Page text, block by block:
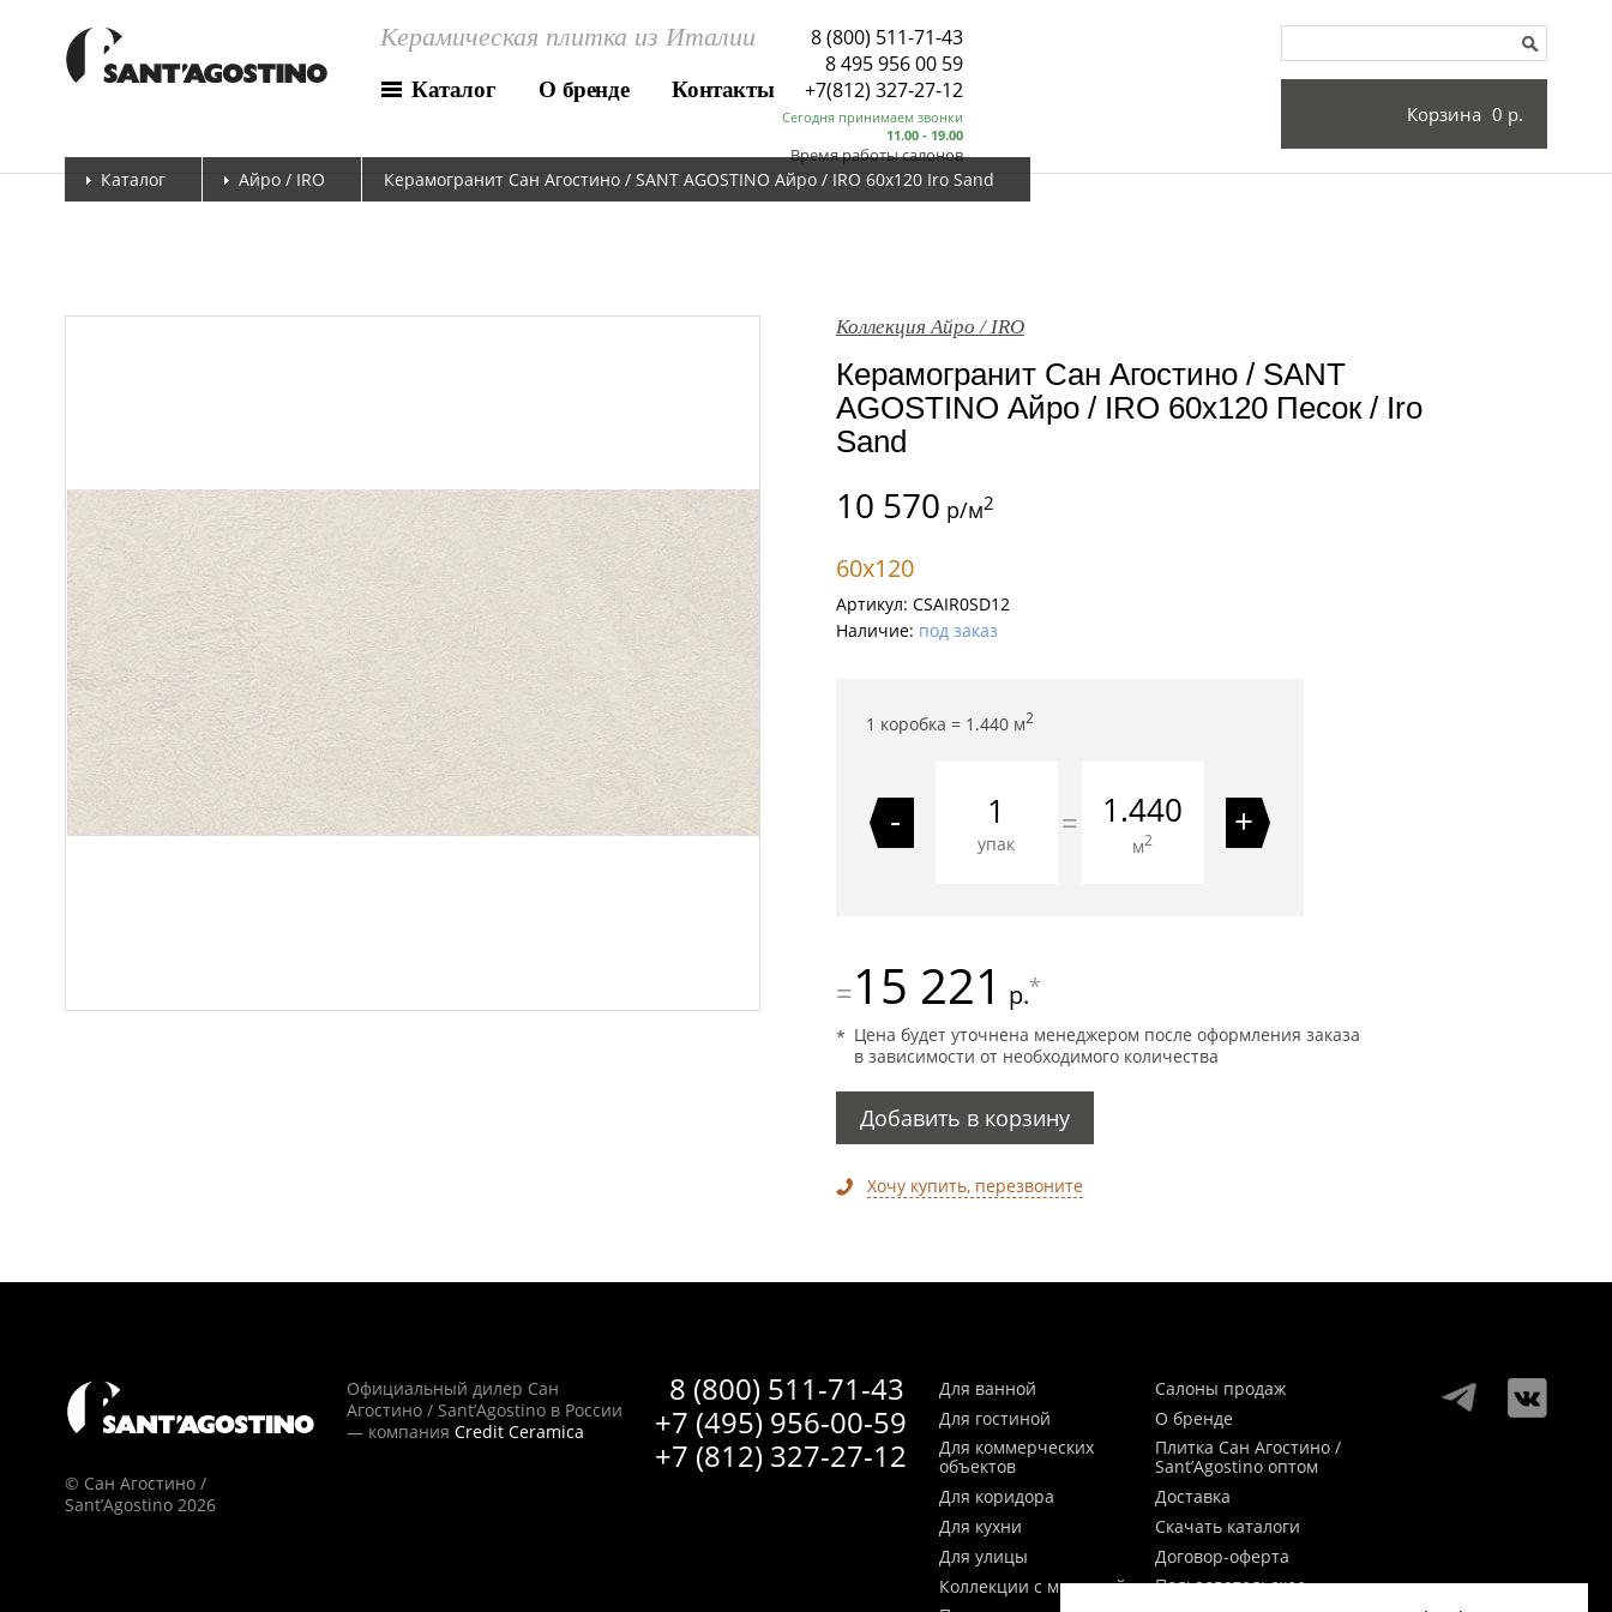
Керамическая плитка из Италии
Каталог О бренде Контакты
8 (800) 511-71-43
8 495 956 00 59
Сегодня принимаем звонки
11.00 - 19.00
Время работы салонов
+7(812) 327-27-12
Корзина 0 р.
Каталог Айро / IRO Керамогранит Сан Агостино / SANT AGOSTINO Айро / IRO 60x120 Iro Sand
Коллекция Айро / IRO
Керамогранит Сан Агостино / SANT
AGOSTINO Айро / IRO 60x120 Песок / Iro
Sand
10 570 р/м2
60x120
Артикул: CSAIR0SD12
Наличие: под заказ
1 коробка = 1.440м2
-
упак
= 1.440
м2 +
=15 221 р.*
Цена будет уточнена менеджером после оформления заказа
в зависимости от необходимого количества
Добавить в корзину
Хочу купить, перезвоните
© Сан Агостино /
Sant’Agostino 2026
8 (800) 511-71-43
+7 (495) 956-00-59
+7 (812) 327-27-12
Официальный дилер Сан
Агостино / Sant’Agostino в России
— компания Credit Ceramica
Для ванной
Для гостиной
Для коммерческих
объектов
Для коридора
Для кухни
Для улицы
Коллекции с мозаикой
Салоны продаж
О бренде
Плитка Сан Агостино /
Sant’Agostino оптом
Доставка
Скачать каталоги
Договор-оферта
Пользовательское